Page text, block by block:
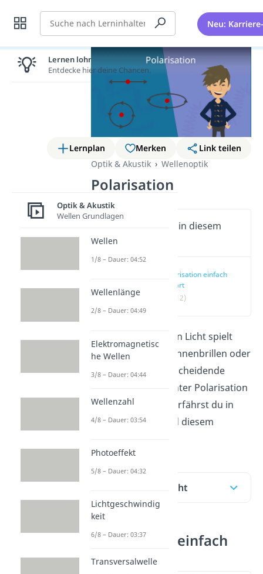
Suche Neu:
Lernplan Merken
Link teilen
Optik & Akustik
Wellenoptik
Polarisation
Wichtige Inhalte in diesem
Video
Polarisation einfach
erklärt
(00:12)
von Licht spielt
zum Beispiel bei Sonnenbrillen oder
3D-Filmen eine entscheidende
Rolle. Was du dir unter Polarisation
vorstellen kannst, erfährst du in
unseremVideo
und diesem
Inhaltsübersicht
Polarisation einfach
erklärt
Lernen lohnt sich!
Entdecke hier deine Chancen.
Optik & Akustik
Wellen Grundlagen
Wellen
1/8 – Dauer: 04:52
Wellenlänge
2/8 – Dauer: 04:49
Elektromagnetisc
he Wellen
3/8 – Dauer: 04:44
Wellenzahl
4/8 – Dauer: 03:54
Photoeffekt
5/8 – Dauer: 04:32
Lichtgeschwindig
keit
6/8 – Dauer: 03:37
Transversalwelle